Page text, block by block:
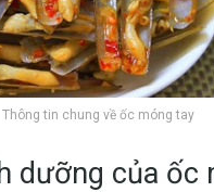
Thông tin chung về ốc móng tay
dưỡng của ốc